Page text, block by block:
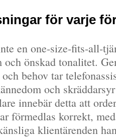
för varje
en one-size-fits-all-
önskad tonalitet.
behov tar
och
innebär detta att
förmedlas korrekt,
klientärenden